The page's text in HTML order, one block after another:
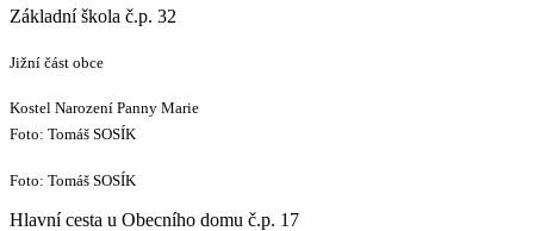
Základní škola č.p. 32
Jižní část obce
Kostel Narození Panny Marie
Foto: Tomáš SOSÍK
Foto: Tomáš SOSÍK
Hlavní cesta u Obecního domu č.p. 17